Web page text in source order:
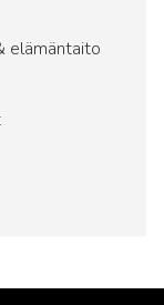
elämäntaito